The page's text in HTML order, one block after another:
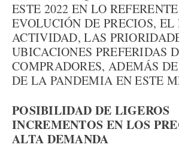
ESTE 2022 EN LO
EVOLUCIÓN DE PRECIOS,
ACTIVIDAD, LAS
UBICACIONES PREFERIDAS
COMPRADORES, ADEMÁS
DE LA PANDEMIA EN ESTE
POSIBILIDAD DE LIGEROS
INCREMENTOS EN LOS
ALTA DEMANDA